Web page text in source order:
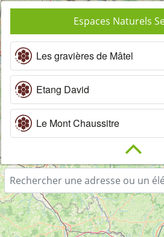
Espaces Naturels
Les gravières de Mâtel
Etang David
Le Mont Chaussitre
Orgues basaltiques du Pay
La Tourbière de Gimel
Le Puy de Chavanne - Les